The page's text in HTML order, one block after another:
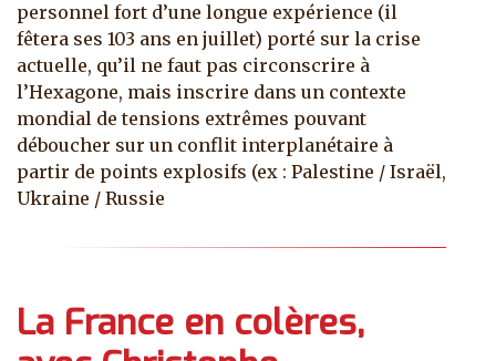
personnel fort d’une longue expérience (il
fêtera ses 103 ans en juillet) porté sur la crise
actuelle, qu’il ne faut pas circonscrire à
l’Hexagone, mais inscrire dans un contexte
mondial de tensions extrêmes pouvant
déboucher sur un conflit interplanétaire à
partir de points explosifs (ex : Palestine / Israël,
Ukraine / Russie
La France en colères,